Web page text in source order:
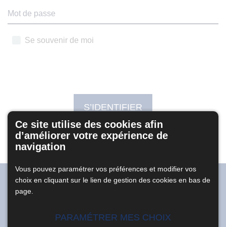
Mot de passe
Se souvenir de moi
S’IDENTIFIER
J’ai oublié mon mot de passe
Soumettez-nous vos questions
CONTACTEZ-NOUS
Ce site utilise des cookies afin
d’améliorer votre expérience de
navigation
Vous pouvez paramétrer vos préférences et modifier vos
choix en cliquant sur le lien de gestion des cookies en bas de
page.
PARAMÉTRER MES CHOIX